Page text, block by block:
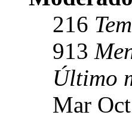
216
913
Último
Mar